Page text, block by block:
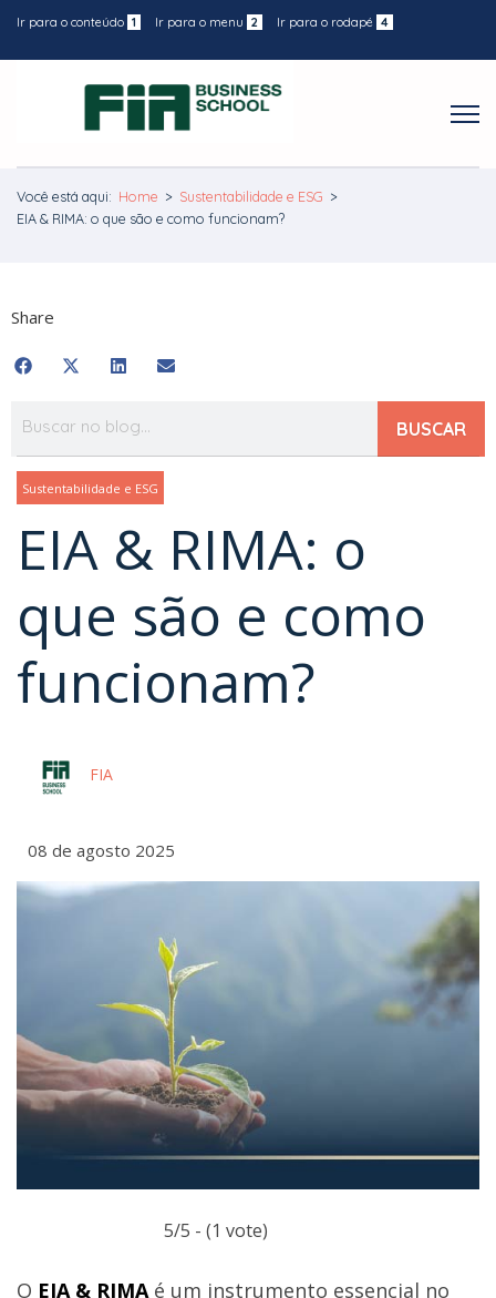
Ir para o conteúdo 1 Ir para o menu 2 Ir para o rodapé 4
Você está aqui: Home > Sustentabilidade e ESG >
EIA & RIMA: o que são e como funcionam?
Share
BUSCAR
Sustentabilidade e ESG
EIA & RIMA: o
que são e como
funcionam?
FIA
08 de agosto 2025
5/5 - (1 vote)
O EIA & RIMA é um instrumento essencial no